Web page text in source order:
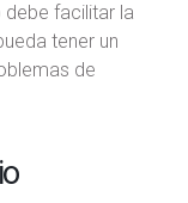
debe facilitar la
tener un
de